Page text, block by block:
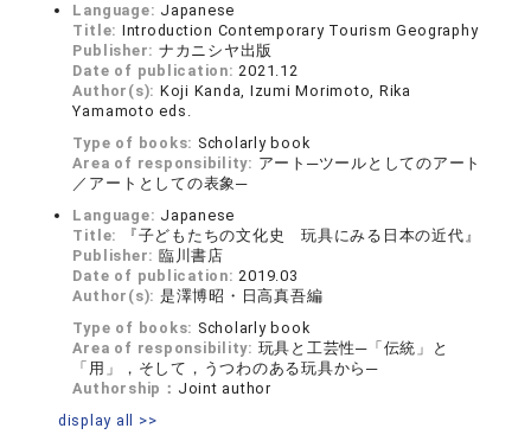
Language: Japanese
Title: Introduction Contemporary Tourism Geography
Publisher: ナカニシヤ出版
Date of publication:2021.12
Author(s): Koji Kanda, Izumi Morimoto, Rika
Yamamoto eds.
Type of books: Scholarly book
Area of responsibility: アート─ツールとしてのアート
／アートとしての表象─
Language: Japanese
Title:
『子どもたちの文化史 玩具にみる日本の近代』
Publisher: 臨川書店
Date of publication:2019.03
Author(s): 是澤博昭・日高真吾編
Type of books: Scholarly book
Area of responsibility: 玩具と工芸性─「伝統」と
「用」，そして，うつわのある玩具から─
Authorship： Joint author
display all >>